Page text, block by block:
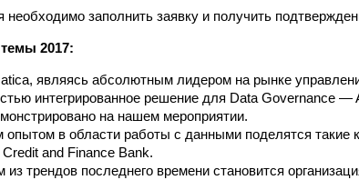
необходимо заполнить заявку и получить
2017:
являясь абсолютным лидером на рынке
интегрированное решение для Data Governance —
на нашем мероприятии.
опытом в области работы с данными поделятся такие
and Finance Bank.
из трендов последнего времени становится